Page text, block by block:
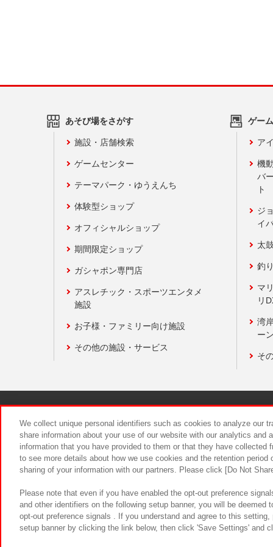
あそび場をさがす
施設・店舗検索
ゲームセンター
テーマパーク・ゆうえんち
体験型ショップ
オフィシャルショップ
期間限定ショップ
ガシャポン専門店
アスレチック・スポーツエンタメ
施設
お子様・ファミリー向け施設
その他の施設・サービス
ゲー
ア
機
バ
ト
ジ
イ
太
釣
マ
リ
湾
ー
そ
食品のご
We collect unique personal identifiers such as cookies to analyze our
share information about your use of our website with our analytics and
information that you have provided to them or that they have
to see more details about how we use cookies and the retention
sharing of your information with our partners. Please click [Do Not
Please note that even if you have enabled the opt-out preference
and other identifiers on the following setup banner, you will be
opt-out preference signals . If you understand and agree to this
setup banner by clicking the link below, then click 'Save Settings' and